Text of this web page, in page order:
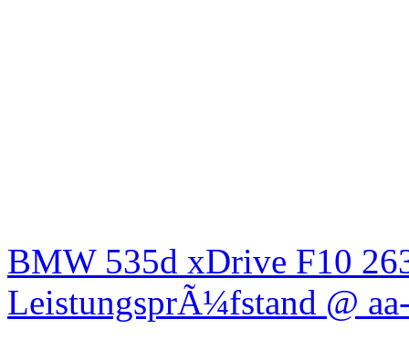
BMW 535d xDrive F10
LeistungsprÃ¼fstand @